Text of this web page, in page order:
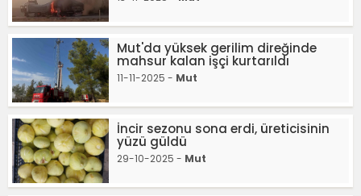
Mut'da yüksek gerilim direğinde
mahsur kalan işçi kurtarıldı
11-11-2025 - Mut
İncir sezonu sona erdi, üreticisinin
yüzü güldü
29-10-2025 - Mut